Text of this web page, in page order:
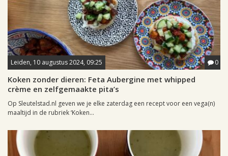
Leiden, 10 augustus 2024, 09:25 0
Koken zonder dieren: Feta Aubergine met whipped
crème en zelfgemaakte pita’s
Op Sleutelstad.nl geven we je elke zaterdag een recept voor een vega(n)
maaltijd in de rubriek ‘Koken...